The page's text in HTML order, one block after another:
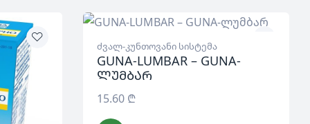
ძვალ-კუნთოვანი სისტემა
GUNA-LUMBAR – GUNA-
ლუმბარ
15.60 ₾